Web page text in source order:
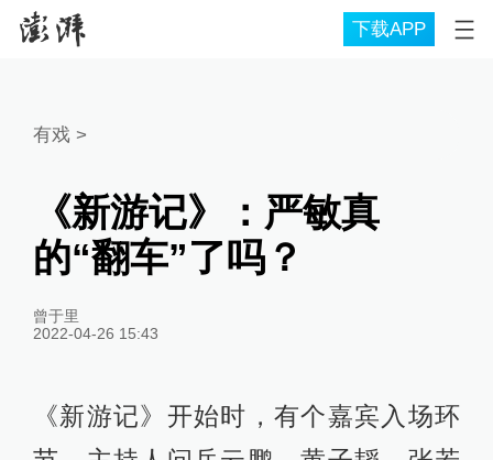
下载APP
有戏 >
《新游记》：严敏真
的“翻车”了吗？
曾于里
2022-04-26 15:43
《新游记》开始时，有个嘉宾入场环